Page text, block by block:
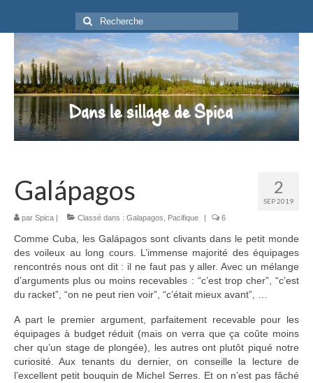
Rechercher
:
2
SEP 2019
Galápagos
par Spica | Classé dans : Galapagos Pacifique | 6
Comme Cuba, les Galápagos sont clivants dans le petit monde
des voileux au long cours. L’immense majorité des équipages
rencontrés nous ont dit : il ne faut pas y aller. Avec un mélange
d’arguments plus ou moins recevables : “c’est trop cher”, “c’est
du racket”, “on ne peut rien voir”, “c’était mieux avant”, …
A part le premier argument, parfaitement recevable pour les
équipages à budget réduit (mais on verra que ça coûte moins
cher qu’un stage de plongée), les autres ont plutôt piqué notre
curiosité. Aux tenants du dernier, on conseille la lecture de
l’excellent petit bouquin de Michel Serres. Et on n’est pas fâché